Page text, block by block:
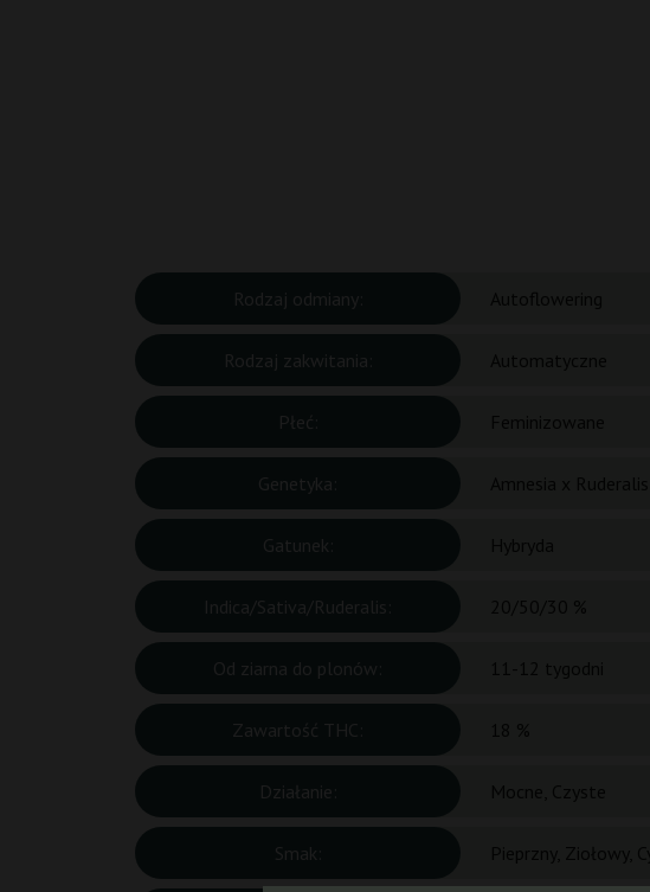
Rodzaj odmiany:
Rodzaj zakwitania:
Płeć:
Genetyka:
Gatunek:
Indica/Sativa/Ruderalis:
Od ziarna do plonów:
Zawartość THC:
Działanie:
Smak: